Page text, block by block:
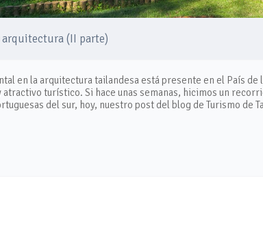
arquitectura (II parte)
en la arquitectura tailandesa está presente en el País de
turístico. Si hace unas semanas, hicimos un
del sur, hoy, nuestro post del blog de Turismo de